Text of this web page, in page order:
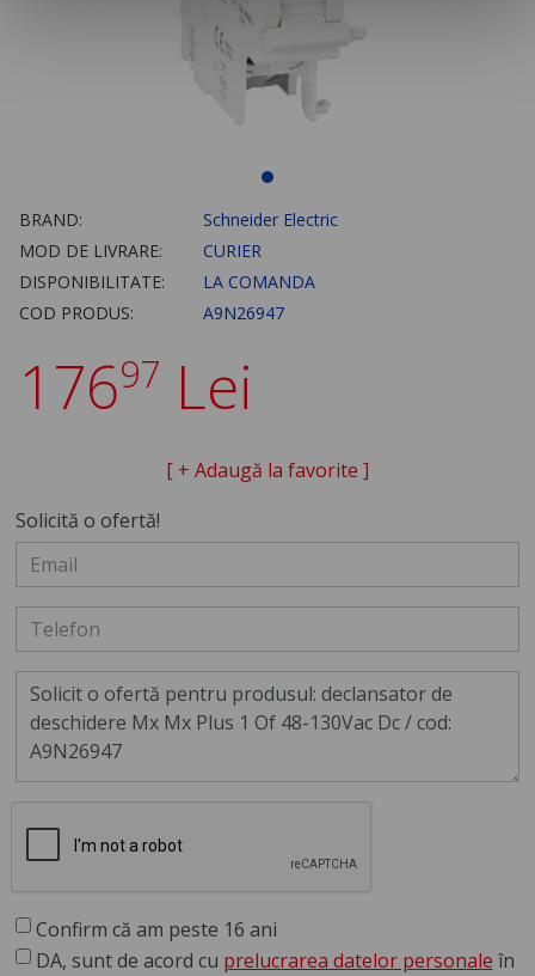
BRAND:
Schneider Electric
MOD DE LIVRARE:
CURIER
DISPONIBILITATE:
LA COMANDA
COD PRODUS:
A9N26947
17697 Lei
[ + Adaugă la favorite ]
Solicită o ofertă!
Confirm că am peste 16 ani
DA, sunt de acord cu prelucrarea datelor personale în